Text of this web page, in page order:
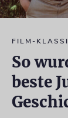
FILM-
So
beste